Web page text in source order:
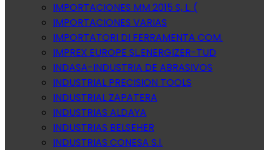
IMPORTACIONES MM 2015 S, L. (
IMPORTACIONES VARIAS
IMPORTATORI DI FERRAMENTA COM.
IMPREX EUROPE SL.ENERGIZER-TUD
INDASA-INDUSTRIA DE ABRASIVOS
INDUSTRIAL PRECISION TOOLS
INDUSTRIAL ZAPATERA
INDUSTRIAS ALDAYA
INDUSTRIAS BELSEHER
INDUSTRIAS CONESA S.l.